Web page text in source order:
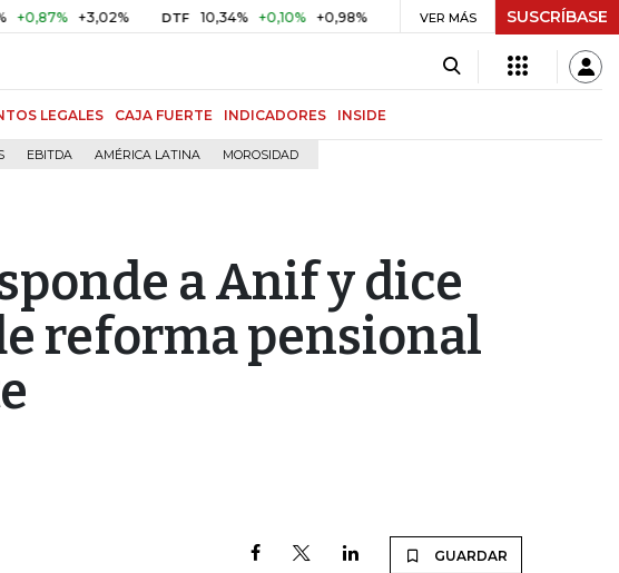
+3,02% DTF 10,34% +0,10% +0,98% UVR $ 416,86 +$ 0,05 +0,01%
VER MÁS SUSCRÍBASE
LEGALES CAJA FUERTE INDICADORES INSIDE
EBITDA AMÉRICA LATINA MOROSIDAD
a Anif y dice
reforma pensional
GUARDAR